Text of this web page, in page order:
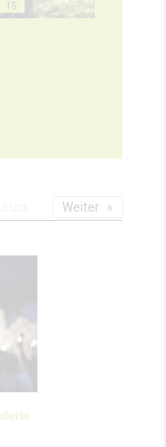
15
Weiter